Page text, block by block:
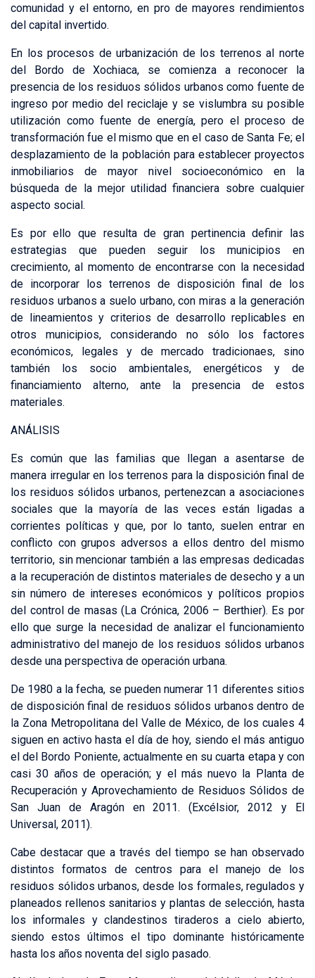
comunidad y el entorno, en pro de mayores rendimientos
del capital invertido.
En los procesos de urbanización de los terrenos al norte
del Bordo de Xochiaca, se comienza a reconocer la
presencia de los residuos sólidos urbanos como fuente de
ingreso por medio del reciclaje y se vislumbra su posible
utilización como fuente de energía, pero el proceso de
transformación fue el mismo que en el caso de Santa Fe; el
desplazamiento de la población para establecer proyectos
inmobiliarios de mayor nivel socioeconómico en la
búsqueda de la mejor utilidad financiera sobre cualquier
aspecto social.
Es por ello que resulta de gran pertinencia definir las
estrategias que pueden seguir los municipios en
crecimiento, al momento de encontrarse con la necesidad
de incorporar los terrenos de disposición final de los
residuos urbanos a suelo urbano, con miras a la generación
de lineamientos y criterios de desarrollo replicables en
otros municipios, considerando no sólo los factores
económicos, legales y de mercado tradicionaes, sino
también los socio ambientales, energéticos y de
financiamiento alterno, ante la presencia de estos
materiales.
ANÁLISIS
Es común que las familias que llegan a asentarse de
manera irregular en los terrenos para la disposición final de
los residuos sólidos urbanos, pertenezcan a asociaciones
sociales que la mayoría de las veces están ligadas a
corrientes políticas y que, por lo tanto, suelen entrar en
conflicto con grupos adversos a ellos dentro del mismo
territorio, sin mencionar también a las empresas dedicadas
a la recuperación de distintos materiales de desecho y a un
sin número de intereses económicos y políticos propios
del control de masas (La Crónica, 2006 – Berthier). Es por
ello que surge la necesidad de analizar el funcionamiento
administrativo del manejo de los residuos sólidos urbanos
desde una perspectiva de operación urbana.
De 1980 a la fecha, se pueden numerar 11 diferentes sitios
de disposición final de residuos sólidos urbanos dentro de
la Zona Metropolitana del Valle de México, de los cuales 4
siguen en activo hasta el día de hoy, siendo el más antiguo
el del Bordo Poniente, actualmente en su cuarta etapa y con
casi 30 años de operación; y el más nuevo la Planta de
Recuperación y Aprovechamiento de Residuos Sólidos de
San Juan de Aragón en 2011. (Excélsior, 2012 y El
Universal, 2011).
Cabe destacar que a través del tiempo se han observado
distintos formatos de centros para el manejo de los
residuos sólidos urbanos, desde los formales, regulados y
planeados rellenos sanitarios y plantas de selección, hasta
los informales y clandestinos tiraderos a cielo abierto,
siendo estos últimos el tipo dominante históricamente
hasta los años noventa del siglo pasado.